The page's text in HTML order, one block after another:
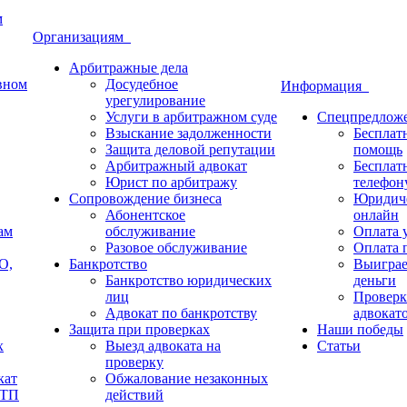
Организациям
Арбитражные дела
Досудебное
урегулирование
Услуги в арбитражном суде
Взыскание задолженности
Защита деловой репутации
Арбитражный адвокат
Юрист по арбитражу
Сопровождение бизнеса
Абонентское
обслуживание
Разовое обслуживание
Банкротство
Банкротство юридических
лиц
Адвокат по банкротству
Защита при проверках
Выезд адвоката на
проверку
Обжалование незаконных
действий
Информация
помощь
онлайн
Оплата
Оплата
деньги
Наши победы
Статьи